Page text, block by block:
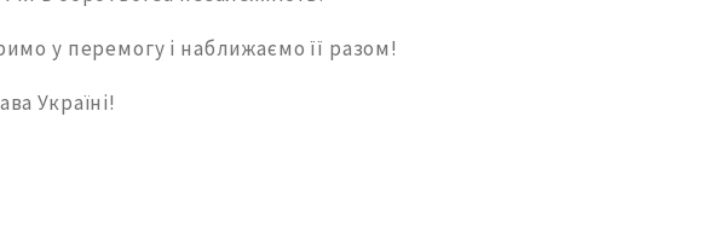
у перемогу і наближаємо її разом!
Україні!